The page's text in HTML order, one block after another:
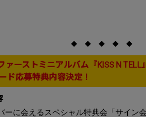
◆ ◆ ◆ ◆ ◆
ァーストミニアルバム『KISS N TELL
ド応募特典内容決定！
ーに会えるスペシャル特典会「サイン